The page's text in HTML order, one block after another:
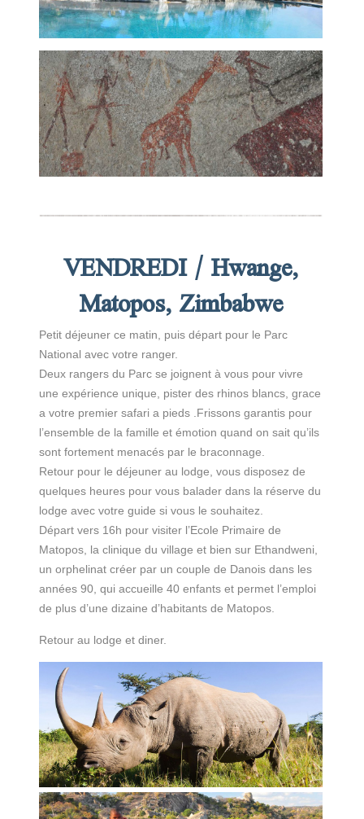
VENDREDI / Hwange,
Matopos, Zimbabwe
Petit déjeuner ce matin, puis départ pour le Parc
National avec votre ranger.
Deux rangers du Parc se joignent à vous pour vivre
une expérience unique, pister des rhinos blancs, grace
a votre premier safari a pieds .Frissons garantis pour
l’ensemble de la famille et émotion quand on sait qu’ils
sont fortement menacés par le braconnage.
Retour pour le déjeuner au lodge, vous disposez de
quelques heures pour vous balader dans la réserve du
lodge avec votre guide si vous le souhaitez.
Départ vers 16h pour visiter l’Ecole Primaire de
Matopos, la clinique du village et bien sur Ethandweni,
un orphelinat créer par un couple de Danois dans les
années 90, qui accueille 40 enfants et permet l’emploi
de plus d’une dizaine d’habitants de Matopos.
Retour au lodge et diner.